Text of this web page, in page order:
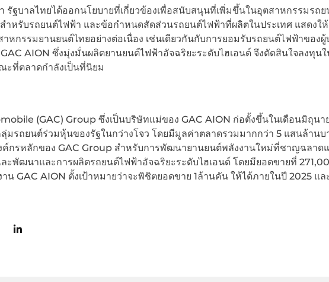
รัฐบาลไทยได้ออกนโยบายที่เกี่ยวข้องเพื่อสนับสนุนที่เพิ่มขึ้นในอุตสาหกรรมรถ
ำหรับรถยนต์ไฟฟ้า และข้อกำหนดสัดส่วนรถยนต์ไฟฟ้าที่ผลิตในประเทศ แสดงให้
หกรรมยานยนต์ไทยอย่างต่อเนื่อง เช่นเดียวกันกับการยอมรับรถยนต์ไฟฟ้าของ
GAC AION ซึ่งมุ่งมั่นผลิตยานยนต์ไฟฟ้าอัจฉริยะระดับไฮเอนด์ จึงตัดสินใจลงทุน
ะที่ตลาดกำลังเป็นที่นิยม
(GAC) Group ซึ่งเป็นบริษัทแม่ของ GAC AION ก่อตั้งขึ้นในเดือนมิถุนา
มรถยนต์ร่วมหุ้นของรัฐในกว่างโจว โดยมีมูลค่าตลาดรวมมากกว่า 5 แสนล้านบ
ค์กรหลักของ GAC Group สำหรับการพัฒนายานยนต์พลังงานใหม่ที่ชาญฉลาด
ละพัฒนาและการผลิตรถยนต์ไฟฟ้าอัจฉริยะระดับไฮเอนด์ โดยมียอดขายที่
น GAC AION ตั้งเป้าหมายว่าจะพิชิตยอดขาย 1ล้านคัน ให้ได้ภายในปี 2025 แ